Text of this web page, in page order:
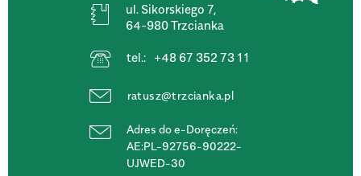
ul. Sikorskiego 7,
64-980 Trzcianka
tel.: +48 67 352 73 11
ratusz@trzcianka.pl
Adres do e-Doręczeń:
AE:PL-92756-90222-
UJWED-30